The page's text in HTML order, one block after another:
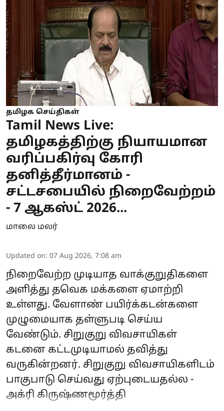
தமிழக செய்திகள்
Tamil News Live:
தமிழகத்திற்கு நியாயமான
வரிப்பகிர்வு கோரி
தனித்தீர்மானம் -
சட்டசபையில் நிறைவேற்றம்
- 7 ஆகஸ்ட் 2026...
மாலை மலர்
Updated on: 07 Aug 2026, 7:08 am
நிறைவேற்ற முடியாத வாக்குறுதிகளை
அளித்து தவெக மக்களை ஏமாற்றி
உள்ளது. வேளாண் பயிர்க்கடன்களை
முழுமையாக தள்ளுபடி செய்ய
வேண்டும். சிறுகுறு விவசாயிகள்
கடனை கட்டமுடியாமல் தவித்து
வருகின்றனர். சிறுகுறு விவசாயிகளிடம்
பாகுபாடு செய்வது ஏற்புடையதல்ல -
அக்ரி கிருஷ்ணமூர்த்தி